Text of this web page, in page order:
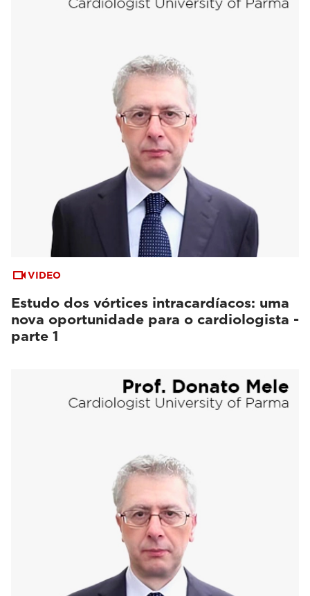
VIDEO
Estudo dos vórtices intracardíacos: uma
nova oportunidade para o cardiologista -
parte 1